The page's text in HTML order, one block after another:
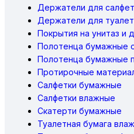
Держатели для
Держатели для
Покрытия на унитаз и
Полотенца бумажные
Полотенца бумажные
Протирочные
Салфетки бумажные
Салфетки влажные
Скатерти бумажные
Туалетная бумага